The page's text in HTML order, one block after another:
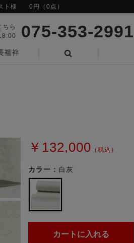
ト様 0円（0点）
ちら
075-353-2991
襦袢
￥132,000 （税込）
カラー： 白灰